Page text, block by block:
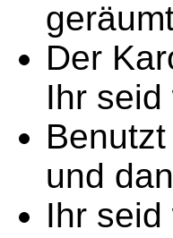
Der
Ihr
und
Ihr